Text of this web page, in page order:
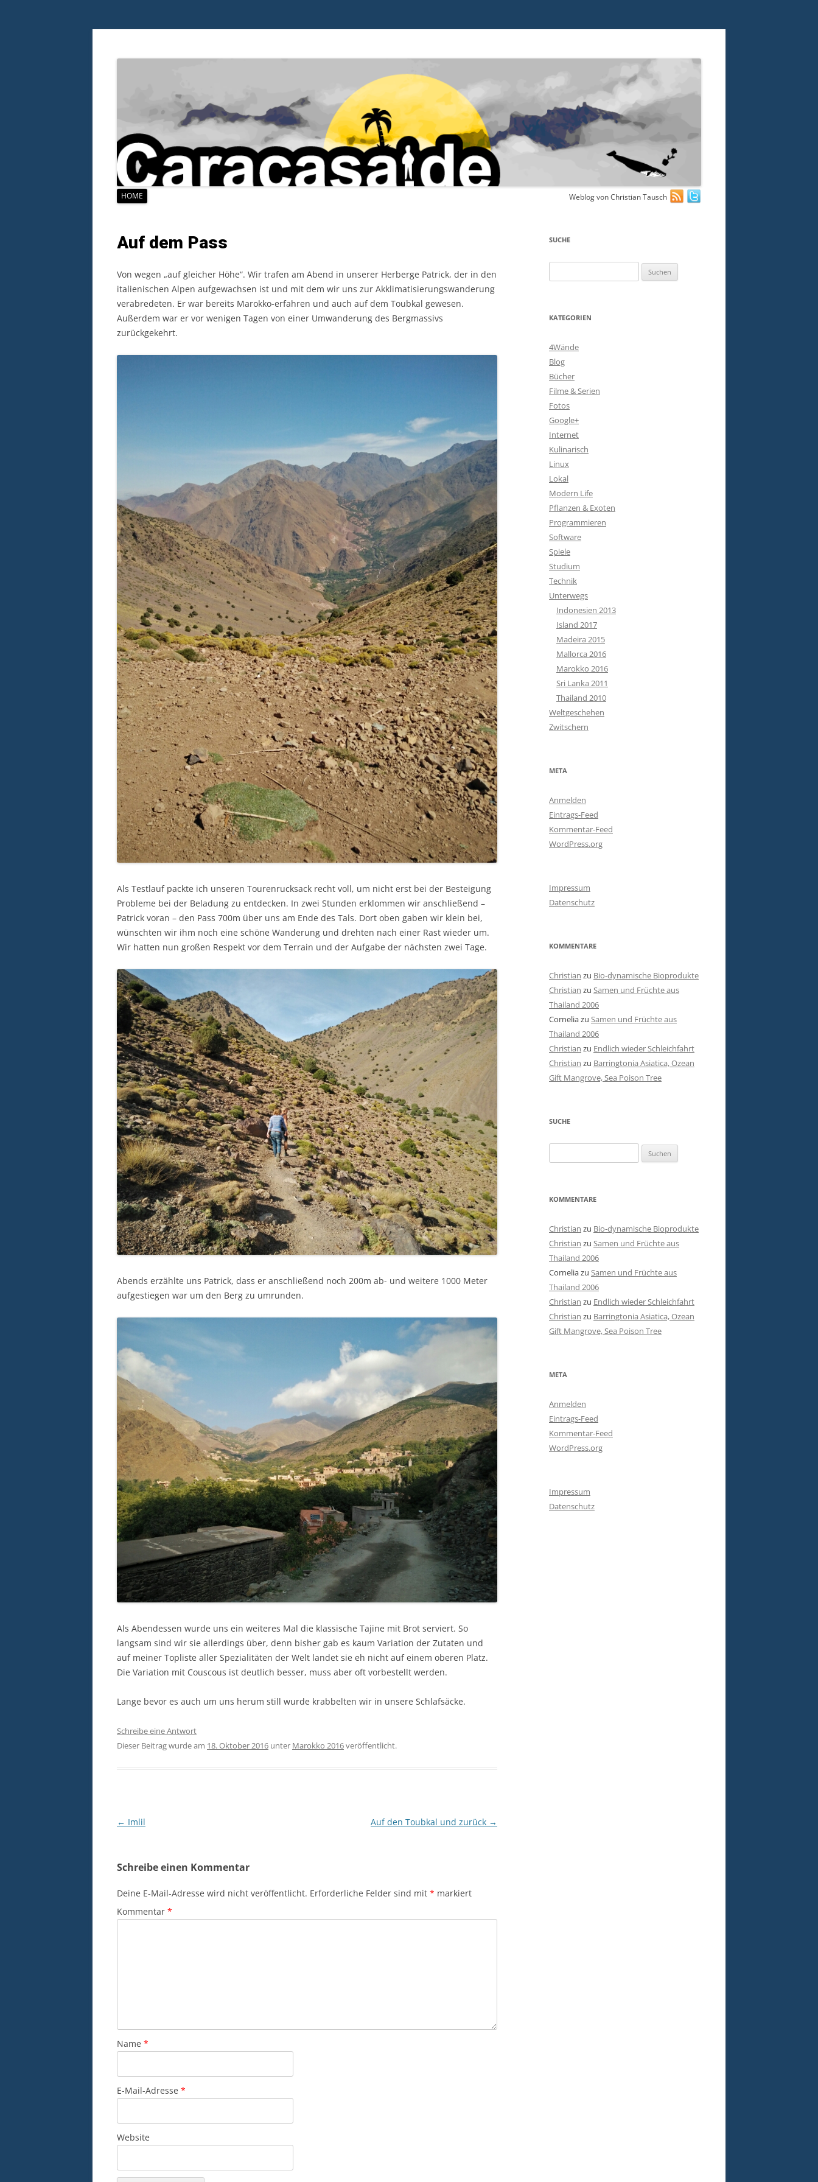
Weblog von Christian Tausch
Zum
Inhalt
HOME
Auf dem Pass
Von wegen „auf gleicher Höhe“. Wir trafen am Abend in unserer Herberge Patrick, der in den
italienischen Alpen aufgewachsen ist und mit dem wir uns zur Akklimatisierungswanderung
verabredeten. Er war bereits Marokko-erfahren und auch auf dem Toubkal gewesen.
Außerdem war er vor wenigen Tagen von einer Umwanderung des Bergmassivs
zurückgekehrt.
Als Testlauf packte ich unseren Tourenrucksack recht voll, um nicht erst bei der Besteigung
Probleme bei der Beladung zu entdecken. In zwei Stunden erklommen wir anschließend –
Patrick voran – den Pass 700m über uns am Ende des Tals. Dort oben gaben wir klein bei,
wünschten wir ihm noch eine schöne Wanderung und drehten nach einer Rast wieder um.
Wir hatten nun großen Respekt vor dem Terrain und der Aufgabe der nächsten zwei Tage.
Abends erzählte uns Patrick, dass er anschließend noch 200m ab- und weitere 1000 Meter
aufgestiegen war um den Berg zu umrunden.
Als Abendessen wurde uns ein weiteres Mal die klassische Tajine mit Brot serviert. So
langsam sind wir sie allerdings über, denn bisher gab es kaum Variation der Zutaten und
auf meiner Topliste aller Spezialitäten der Welt landet sie eh nicht auf einem oberen Platz.
Die Variation mit Couscous ist deutlich besser, muss aber oft vorbestellt werden.
Lange bevor es auch um uns herum still wurde krabbelten wir in unsere Schlafsäcke.
Schreibe eine Antwort
Dieser Beitrag wurde am 18. Oktober 2016 unter Marokko 2016veröffentlicht.
Beitragsnavigation
← Imlil Auf den Toubkal und zurück →
Schreibe einen Kommentar
Deine E-Mail-Adresse wird nicht veröffentlicht. Erforderliche Felder sind mit * markiert
Kommentar *
Name *
E-Mail-Adresse *
Website
SUCHE
nach:
KATEGORIEN
4Wände
Blog
Bücher
Filme & Serien
Fotos
Google+
Internet
Kulinarisch
Linux
Lokal
Modern Life
Pflanzen & Exoten
Programmieren
Software
Spiele
Studium
Technik
Unterwegs
Indonesien 2013
Island 2017
Madeira 2015
Mallorca 2016
Marokko 2016
Sri Lanka 2011
Thailand 2010
Weltgeschehen
Zwitschern
META
Anmelden
Eintrags-Feed
Kommentar-Feed
WordPress.org
Impressum
Datenschutz
KOMMENTARE
Christian zu Bio-dynamische Bioprodukte
Christian zu Samen und Früchte aus
Thailand 2006
Corneliazu Samen und Früchte aus
Thailand 2006
Christian zu Endlich wieder Schleichfahrt
Christian zu Barringtonia Asiatica, Ozean
Gift Mangrove, Sea Poison Tree
SUCHE
nach:
KOMMENTARE
Christian zu Bio-dynamische Bioprodukte
Christian zu Samen und Früchte aus
Thailand 2006
Corneliazu Samen und Früchte aus
Thailand 2006
Christian zu Endlich wieder Schleichfahrt
Christian zu Barringtonia Asiatica, Ozean
Gift Mangrove, Sea Poison Tree
META
Anmelden
Eintrags-Feed
Kommentar-Feed
WordPress.org
Impressum
Datenschutz